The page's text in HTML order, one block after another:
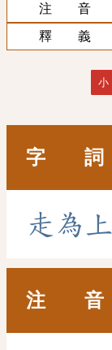
注 音
釋 義
小
字 詞
走 為 上
注 音